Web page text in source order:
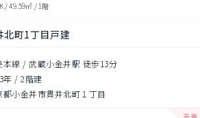
/49.59㎡ /1階
北町1丁目戸建
本線 / 武蔵小金井駅 徒歩13分
年 /2階建
都小金井市貫井北町１丁目